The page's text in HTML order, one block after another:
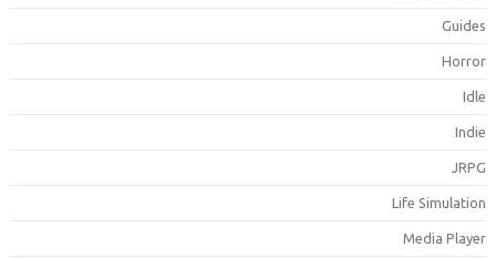
Life
Media